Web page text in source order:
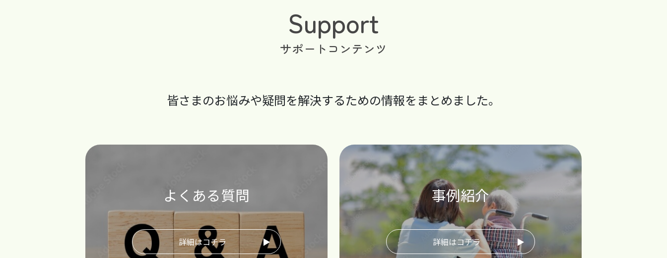
Support
サポートコンテンツ
皆さまのお悩みや疑問を解決するための情報をまとめました。
よくある質問
詳細はコチラ
事例紹介
詳細はコチラ